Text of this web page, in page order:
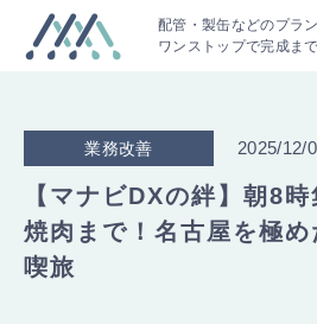
配管・製缶などのプラ
ワンストップで完成ま
業務改善 2025/12/
【マナビDXの絆】朝8
焼肉まで！名古屋を極
喫旅